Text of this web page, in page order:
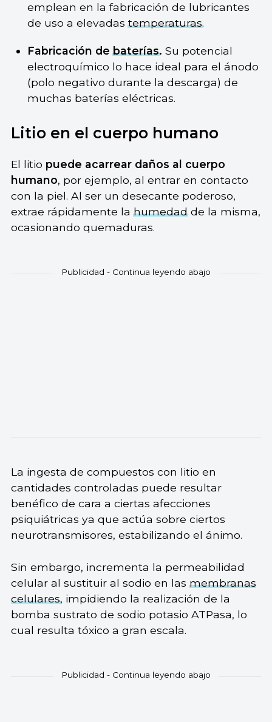
emplean en la fabricación de lubricantes
de uso a elevadastemperaturas.
Fabricación debaterías. Su potencial
electroquímico lo hace ideal para el ánodo
(polo negativo durante la descarga) de
muchas baterías eléctricas.
Litio en el cuerpo humano
El litio puede acarrear daños al cuerpo
humano, por ejemplo, al entrar en contacto
con la piel. Al ser un desecante poderoso,
extrae rápidamente lahumedadde la misma,
ocasionando quemaduras.
La ingesta de compuestos con litio en
cantidades controladas puede resultar
benéfico de cara a ciertas afecciones
psiquiátricas ya que actúa sobre ciertos
neurotransmisores, estabilizando el ánimo.
Sin embargo, incrementa la permeabilidad
celular al sustituir al sodio en lasmembranas
celulares, impidiendo la realización de la
bomba sustrato de sodio potasio ATPasa, lo
cual resulta tóxico a gran escala.